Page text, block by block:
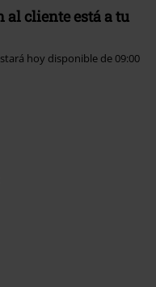
al cliente está a tu
hoy disponible de 09:00